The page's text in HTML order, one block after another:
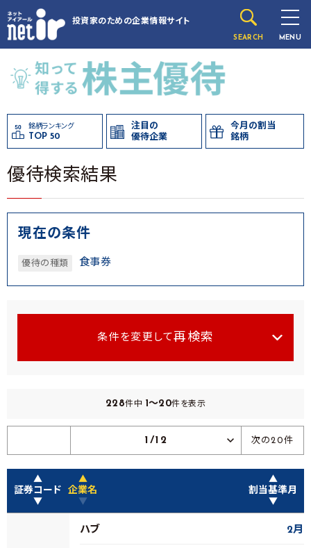
投資家のための企業情報サイト
SEARCH MENU
銘柄ランキング
TOP 50
注目の
優待企業
今月の割当
銘柄
優待検索結果
現在の条件
優待の種類 食事券
条件を変更して 再検索
228件中 1～20件を表示
1/12 次の20件
▲
証券コード
▼
▲
企業名
▼
▲
割当基準月
▼
ハブ 2月